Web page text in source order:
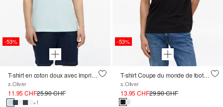
-53%
T-shirt en coton doux avec imprimé sur le devant
s.Oliver
11.95 CHF25.90 CHF
+1
-53%
T-shirt Coupe du monde de football
s.Oliver
13.95 CHF29.90 CHF